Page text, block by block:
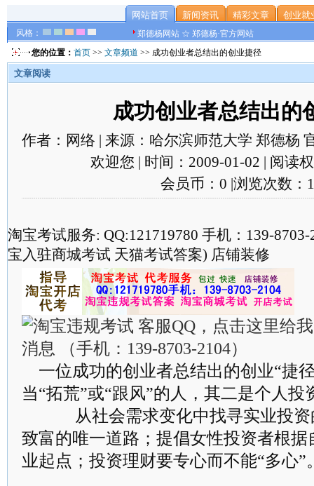
风格：
网站首页 新闻资讯 精彩文章 创业就
郑德杨网站 ☆ 郑德杨·官方网站
您的位置： 首页 >> 文章频道 >> 成功创业者总结出的创业捷径
文章阅读
成功创业者总结出的
作者：网络 | 来源：哈尔滨师范大学 郑德杨
欢迎您 | 时间：2009-01-02 | 阅读
会员币：0 |浏览次数：
淘宝考试服务: QQ:121719780 手机：139-
宝入驻商城考试 天猫考试答案) 店铺装修
一位成功的创业者总结出的创业“捷
当“拓荒”或“跟风”的人，其二是个人投
从社会需求变化中找寻实业投资
致富的唯一道路；提倡女性投资者根
业起点；投资理财要专心而不能“多心”